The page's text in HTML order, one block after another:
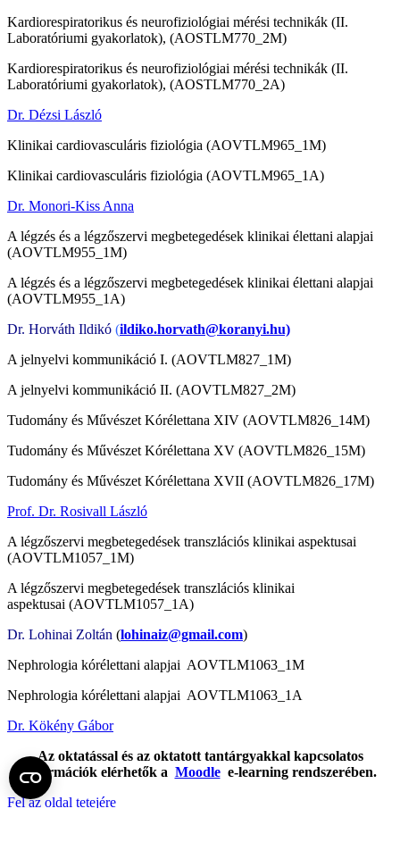
Kardiorespiratorikus és neurofiziológiai mérési technikák (II.
Laboratóriumi gyakorlatok), (AOSTLM770_2M)
Kardiorespiratorikus és neurofiziológiai mérési technikák (II.
Laboratóriumi gyakorlatok), (AOSTLM770_2A)
Dr. Dézsi László
Klinikai cardiovasculáris fiziológia (AOVTLM965_1M)
Klinikai cardiovasculáris fiziológia (AOVTLM965_1A)
Dr. Monori-Kiss Anna
A légzés és a légzőszervi megbetegedések klinikai élettani alapjai
(AOVTLM955_1M)
A légzés és a légzőszervi megbetegedések klinikai élettani alapjai
(AOVTLM955_1A)
Dr. Horváth Ildikó (ildiko.horvath@koranyi.hu)
A jelnyelvi kommunikáció I. (AOVTLM827_1M)
A jelnyelvi kommunikáció II. (AOVTLM827_2M)
Tudomány és Művészet Kórélettana XIV (AOVTLM826_14M)
Tudomány és Művészet Kórélettana XV (AOVTLM826_15M)
Tudomány és Művészet Kórélettana XVII (AOVTLM826_17M)
Prof. Dr. Rosivall László
A légzőszervi megbetegedések transzlációs klinikai aspektusai
(AOVTLM1057_1M)
A légzőszervi megbetegedések transzlációs klinikai
aspektusai (AOVTLM1057_1A)
Dr. Lohinai Zoltán (lohinaiz@gmail.com)
Nephrologia kórélettani alapjai AOVTLM1063_1M
Nephrologia kórélettani alapjai AOVTLM1063_1A
Dr. Kökény Gábor
Az oktatással és az oktatott tantárgyakkal kapcsolatos
információk elérhetők a Moodle e-learning rendszerében.
Fel az oldal tetejére